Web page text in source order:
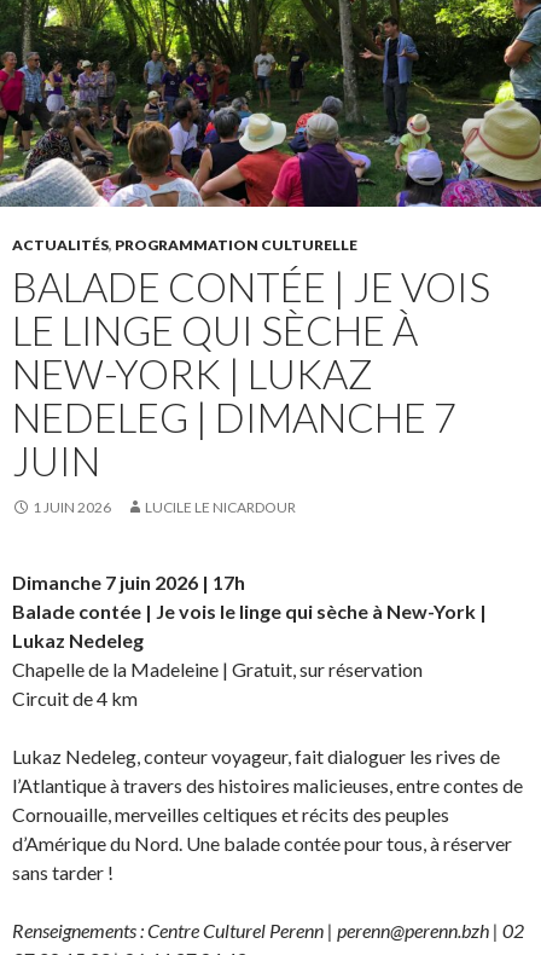
ACTUALITÉS, PROGRAMMATION CULTURELLE
BALADE CONTÉE | JE VOIS
LE LINGE QUI SÈCHE À
NEW-YORK | LUKAZ
NEDELEG | DIMANCHE 7
JUIN
1 JUIN 2026 LUCILE LE NICARDOUR
Dimanche 7 juin 2026 | 17h
Balade contée | Je vois le linge qui sèche à New-York |
Lukaz Nedeleg
Chapelle de la Madeleine | Gratuit, sur réservation
Circuit de 4 km
Lukaz Nedeleg, conteur voyageur, fait dialoguer les rives de
l’Atlantique à travers des histoires malicieuses, entre contes de
Cornouaille, merveilles celtiques et récits des peuples
d’Amérique du Nord. Une balade contée pour tous, à réserver
sans tarder !
Renseignements : Centre Culturel Perenn | perenn@perenn.bzh | 02